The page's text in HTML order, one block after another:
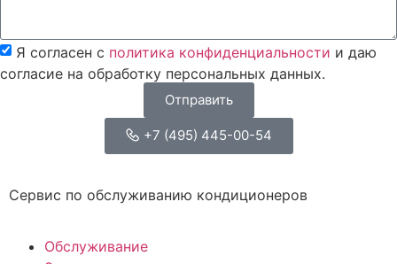
Я согласен с политика конфиденциальности и даю
согласие на обработку персональных данных.
Отправить
+7 (495) 445-00-54
Сервис по обслуживанию кондиционеров
Обслуживание